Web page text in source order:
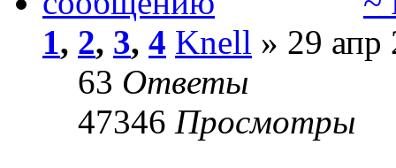
1, 2, 3, 4 Knell » 29 апр
63 Ответы
47346 Просмотры